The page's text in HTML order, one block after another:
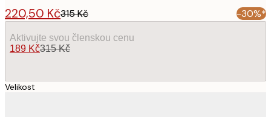
220,50 Kč315 Kč -30%*
Aktivujte svou členskou cenu
189 Kč315 Kč
Velikost